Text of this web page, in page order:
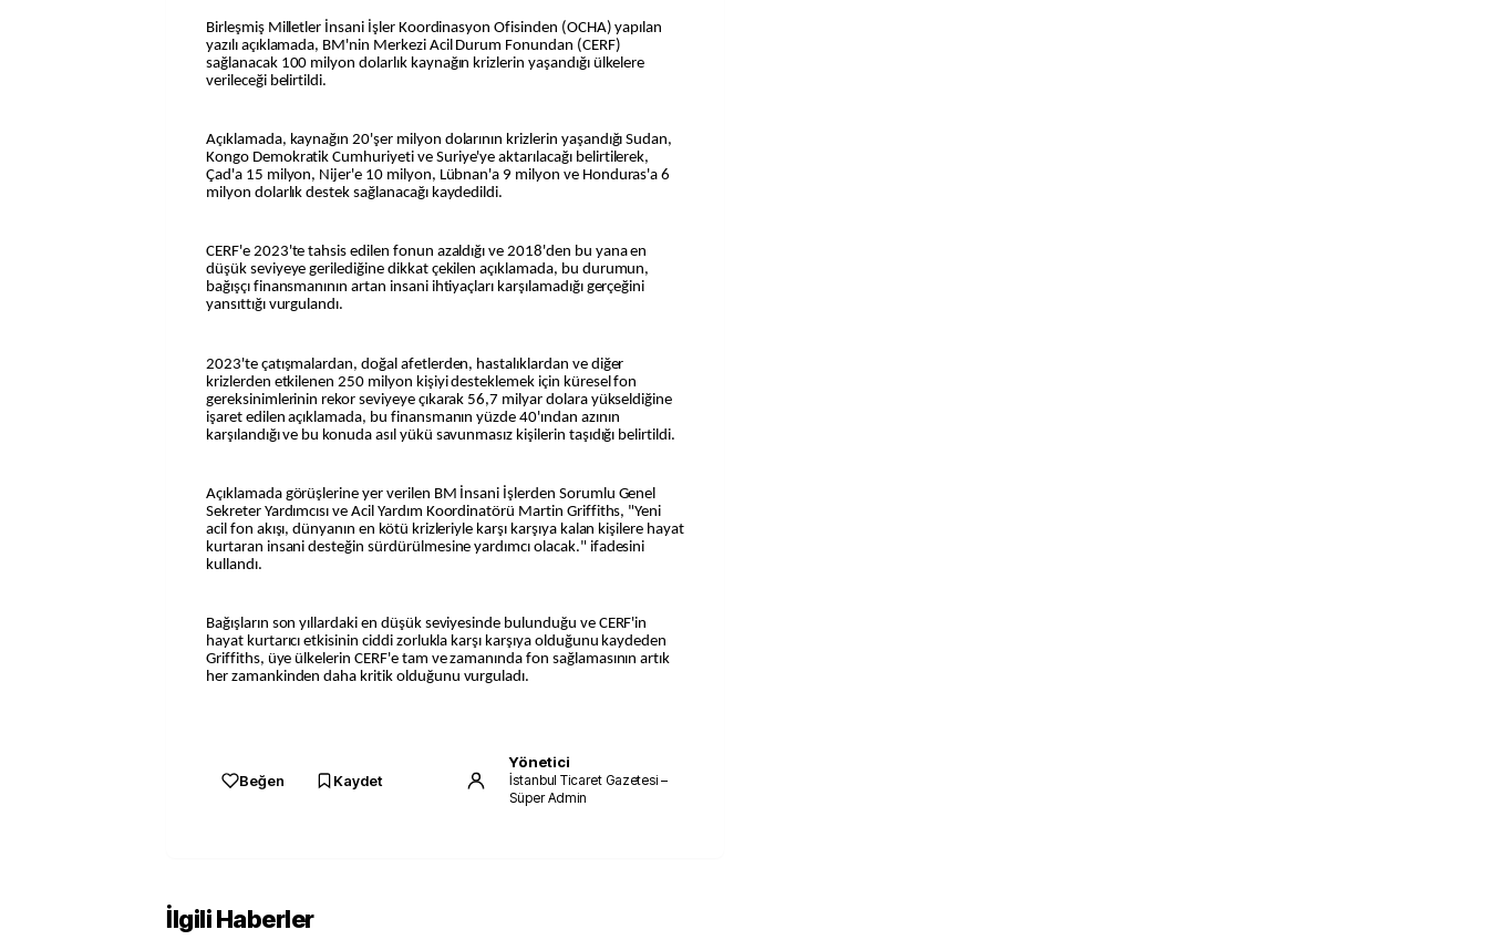
Birleşmiş Milletler İnsani İşler Koordinasyon Ofisinden (OCHA) yapılan
yazılı açıklamada, BM'nin Merkezi Acil Durum Fonundan (CERF)
sağlanacak 100 milyon dolarlık kaynağın krizlerin yaşandığı ülkelere
verileceği belirtildi.
Açıklamada, kaynağın 20'şer milyon dolarının krizlerin yaşandığı Sudan,
Kongo Demokratik Cumhuriyeti ve Suriye'ye aktarılacağı belirtilerek,
Çad'a 15 milyon, Nijer'e 10 milyon, Lübnan'a 9 milyon ve Honduras'a 6
milyon dolarlık destek sağlanacağı kaydedildi.
CERF'e 2023'te tahsis edilen fonun azaldığı ve 2018'den bu yana en
düşük seviyeye gerilediğine dikkat çekilen açıklamada, bu durumun,
bağışçı finansmanının artan insani ihtiyaçları karşılamadığı gerçeğini
yansıttığı vurgulandı.
2023'te çatışmalardan, doğal afetlerden, hastalıklardan ve diğer
krizlerden etkilenen 250 milyon kişiyi desteklemek için küresel fon
gereksinimlerinin rekor seviyeye çıkarak 56,7 milyar dolara yükseldiğine
işaret edilen açıklamada, bu finansmanın yüzde 40'ından azının
karşılandığı ve bu konuda asıl yükü savunmasız kişilerin taşıdığı belirtildi.
Açıklamada görüşlerine yer verilen BM İnsani İşlerden Sorumlu Genel
Sekreter Yardımcısı ve Acil Yardım Koordinatörü Martin Griffiths, "Yeni
acil fon akışı, dünyanın en kötü krizleriyle karşı karşıya kalan kişilere hayat
kurtaran insani desteğin sürdürülmesine yardımcı olacak." ifadesini
kullandı.
Bağışların son yıllardaki en düşük seviyesinde bulunduğu ve CERF'in
hayat kurtarıcı etkisinin ciddi zorlukla karşı karşıya olduğunu kaydeden
Griffiths, üye ülkelerin CERF'e tam ve zamanında fon sağlamasının artık
her zamankinden daha kritik olduğunu vurguladı.
Beğen Kaydet
Yönetici
İstanbul Ticaret Gazetesi –
Süper Admin
İlgili Haberler